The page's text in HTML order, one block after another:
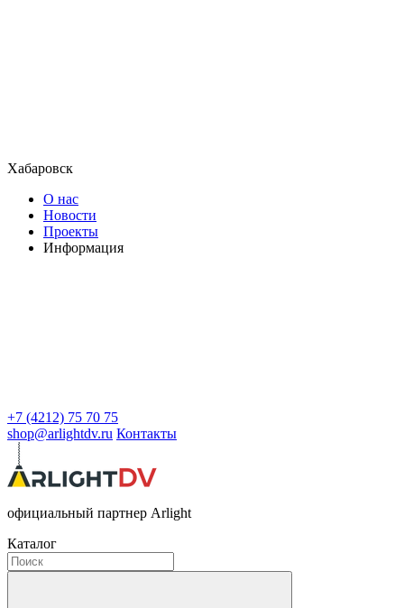
Хабаровск
О нас
Новости
Проекты
Информация
+7 (4212) 75 70 75
shop@arlightdv.ru Контакты
официальный партнер Arlight
Каталог